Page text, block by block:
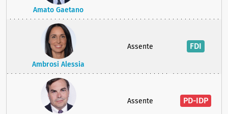
Amato Gaetano
Ambrosi Alessia
Assente FDI
Assente PD-IDP